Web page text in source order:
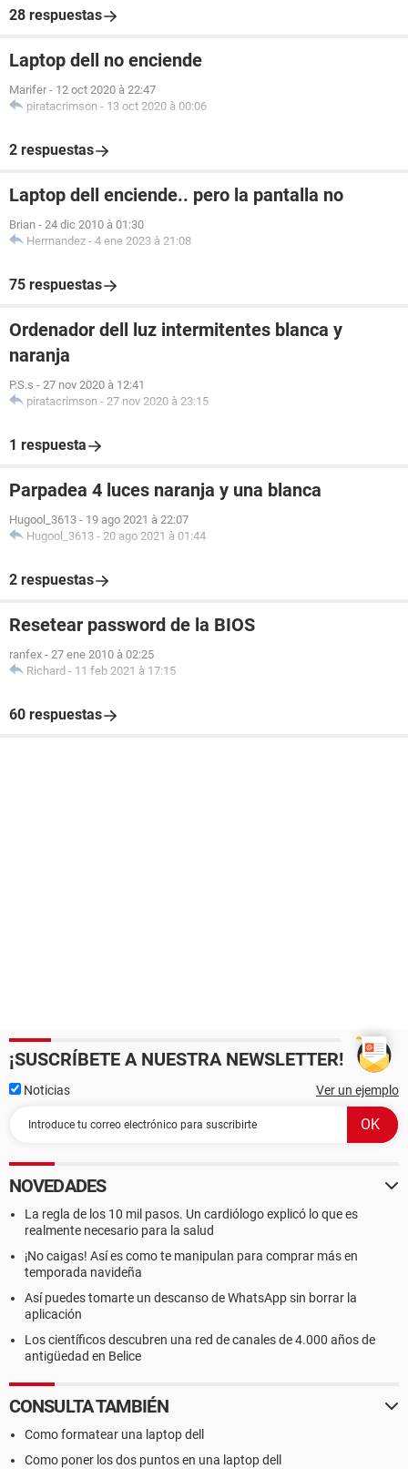
28 respuestas
Laptop dell no enciende
Marifer - 12 oct 2020 à 22:47
piratacrimson - 13 oct 2020 à 00:06
2 respuestas
Laptop dell enciende.. pero la pantalla no
Brian - 24 dic 2010 à 01:30
Herrnandez - 4 ene 2023 à 21:08
75 respuestas
Ordenador dell luz intermitentes blanca y
naranja
P.S.s - 27 nov 2020 à 12:41
piratacrimson - 27 nov 2020 à 23:15
1 respuesta
Parpadea 4 luces naranja y una blanca
Hugool_3613 - 19 ago 2021 à 22:07
Hugool_3613 - 20 ago 2021 à 01:44
2 respuestas
Resetear password de la BIOS
ranfex - 27 ene 2010 à 02:25
Richard - 11 feb 2021 à 17:15
60 respuestas
¡SUSCRÍBETE A NUESTRA NEWSLETTER!
Noticias Ver un ejemplo
NOVEDADES
La regla de los 10 mil pasos. Un cardiólogo explicó lo que es
realmente necesario para la salud
¡No caigas! Así es como te manipulan para comprar más en
temporada navideña
Así puedes tomarte un descanso de WhatsApp sin borrar la
aplicación
Los científicos descubren una red de canales de 4.000 años de
antigüedad en Belice
CONSULTA TAMBIÉN
Como formatear una laptop dell
Como poner los dos puntos en una laptop dell